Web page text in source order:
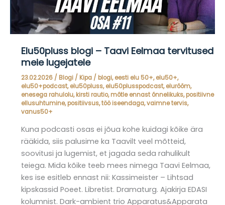
Elu50pluss blogi – Taavi Eelmaa tervitused
meie lugejatele
23.02.2026 / Blogi/ Kipa / blogi,eesti elu 50+,elu50+,
elu50+podcast,elu50pluss,elu50plusspodcast,elurõõm,
enesega rahulolu,kirsti rautio,mõtle ennast õnnelikuks,positiivne
ellusuhtumine,positiivsus,töö iseendaga,vaimne tervis,
vanus50+
Kuna podcasti osas ei jõua kohe kuidagi kõike ära
rääkida, siis palusime ka Taavilt veel mõtteid,
soovitusi ja lugemist, et jagada seda rahulikult
teiega. Mida kõike teeb mees nimega Taavi Eelmaa,
kes ise esitleb ennast nii: Kassimeister – Lihtsad
kipskassid Poeet. Libretist. Dramaturg. Ajakirja EDASI
kolumnist. Dark-ambient trio Apparatus&Apparata